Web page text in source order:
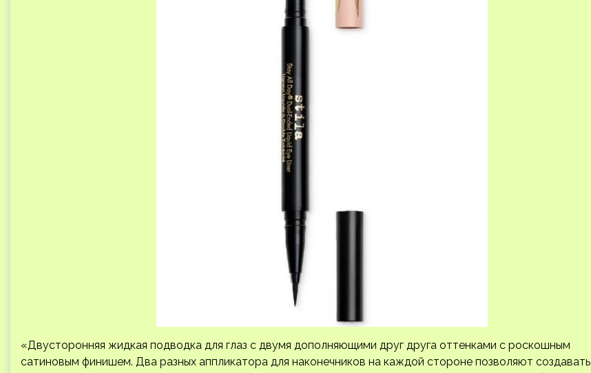
«Двусторонняя жидкая подводка для глаз с двумя дополняющими друг друга оттенками с роскошным
сатиновым финишем. Два разных аппликатора для наконечников на каждой стороне позволяют создавать